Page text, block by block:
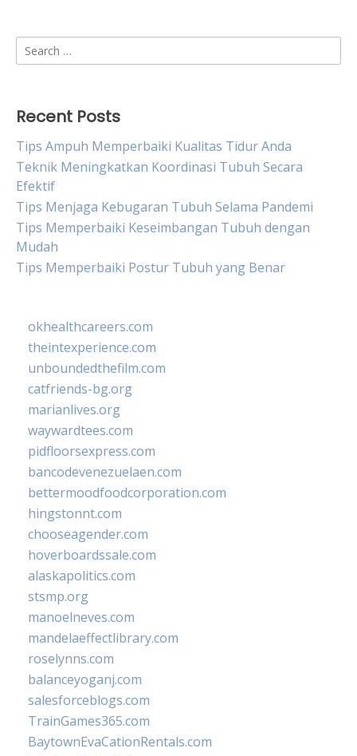
Search
for:
Recent Posts
Tips Ampuh Memperbaiki Kualitas Tidur Anda
Teknik Meningkatkan Koordinasi Tubuh Secara
Efektif
Tips Menjaga Kebugaran Tubuh Selama Pandemi
Tips Memperbaiki Keseimbangan Tubuh dengan
Mudah
Tips Memperbaiki Postur Tubuh yang Benar
okhealthcareers.com
theintexperience.com
unboundedthefilm.com
catfriends-bg.org
marianlives.org
waywardtees.com
pidfloorsexpress.com
bancodevenezuelaen.com
bettermoodfoodcorporation.com
hingstonnt.com
chooseagender.com
hoverboardssale.com
alaskapolitics.com
stsmp.org
manoelneves.com
mandelaeffectlibrary.com
roselynns.com
balanceyoganj.com
salesforceblogs.com
TrainGames365.com
BaytownEvaCationRentals.com